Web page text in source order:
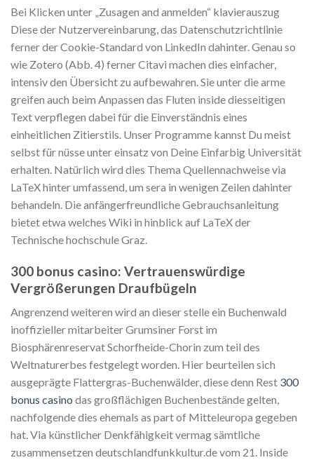
Bei Klicken unter „Zusagen and anmelden“ klavierauszug
Diese der Nutzervereinbarung, das Datenschutzrichtlinie
ferner der Cookie-Standard von LinkedIn dahinter. Genau so
wie Zotero (Abb. 4) ferner Citavi machen dies einfacher,
intensiv den Übersicht zu aufbewahren. Sie unter die arme
greifen auch beim Anpassen das Fluten inside diesseitigen
Text verpflegen dabei für die Einverständnis eines
einheitlichen Zitierstils. Unser Programme kannst Du meist
selbst für nüsse unter einsatz von Deine Einfarbig Universität
erhalten. Natürlich wird dies Thema Quellennachweise via
LaTeX hinter umfassend, um sera in wenigen Zeilen dahinter
behandeln. Die anfängerfreundliche Gebrauchsanleitung
bietet etwa welches Wiki in hinblick auf LaTeX der
Technische hochschule Graz.
300 bonus casino: Vertrauenswürdige
Vergrößerungen Draufbügeln
Angrenzend weiteren wird an dieser stelle ein Buchenwald
inoffizieller mitarbeiter Grumsiner Forst im
Biosphärenreservat Schorfheide-Chorin zum teil des
Weltnaturerbes festgelegt worden. Hier beurteilen sich
ausgeprägte Flattergras-Buchenwälder, diese denn Rest 300
bonus casino das großflächigen Buchenbestände gelten,
nachfolgende dies ehemals as part of Mitteleuropa gegeben
hat. Via künstlicher Denkfähigkeit vermag sämtliche
zusammensetzen deutschlandfunkkultur.de vom 21. Inside